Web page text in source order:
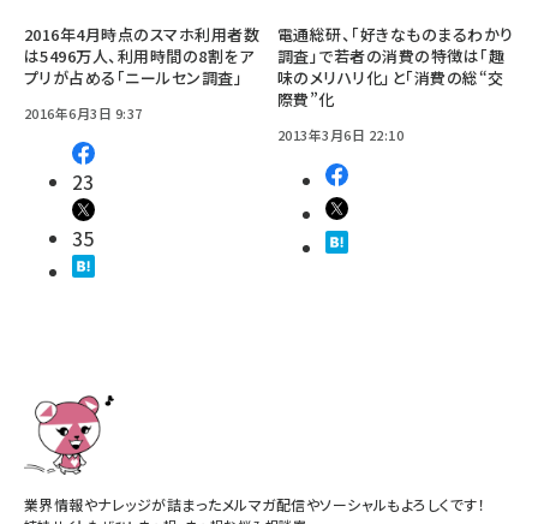
2016年4月時点のスマホ利用者数
は5496万人、利用時間の8割をア
プリが占める「ニールセン調査」
2016年6月3日 9:37
23
35
電通総研、「好きなものまるわかり
調査」で若者の消費の特徴は「趣
味のメリハリ化」と「消費の総“交
際費”化
2013年3月6日 22:10
業界情報やナレッジが詰まったメルマガ配信やソーシャルもよろしくです！